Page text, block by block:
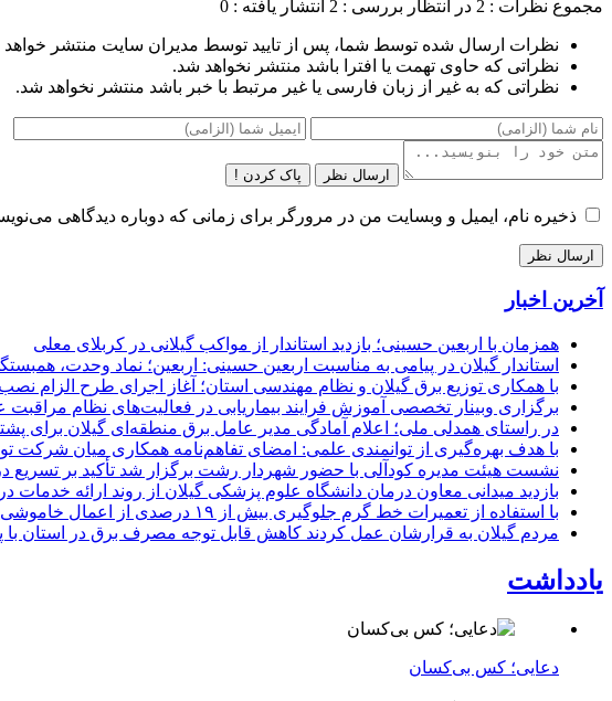
مجموع نظرات : 2 در انتظار بررسی : 2 انتشار یافته : 0
نظرات ارسال شده توسط شما، پس از تایید توسط مدیران سایت منتشر
نظراتی که حاوی تهمت یا افترا باشد منتشر نخواهد شد.
نظراتی که به غیر از زبان فارسی یا غیر مرتبط با خبر باشد منتشر نخواهد شد.
ارسال نظر پاک کردن !
ذخیره نام، ایمیل و وبسایت من در مرورگر برای زمانی که دوباره دیدگاهی
آخرین اخبار
همزمان با اربعین حسینی؛ بازدید استاندار از مواکب گیلانی در کربلای معلی
استاندار گیلان در پیامی به مناسبت اربعین حسینی: اربعین؛ نماد وحدت،
با همکاری توزیع برق گیلان و نظام مهندسی استان؛ آغاز اجرای طرح الزام
برگزاری وبینار تخصصی آموزش فرایند بیماریابی در فعالیت‌های نظام مراقبت
در راستای همدلی ملی؛ اعلام آمادگی مدیر عامل برق منطقه‌ای گیلان برای
با هدف بهره‌گیری از توانمندی علمی: امضای تفاهم‌نامه همكاری میان شركت
نشست هیئت مدیره کودآلی با حضور شهردار رشت برگزار شد تأکید بر تسریع در
بازدید میدانی معاون درمان دانشگاه علوم پزشکی گیلان از روند ارائه
با استفاده از تعمیرات خط گرم جلوگیری بیش از ۱۹ درصدی از اعمال خاموشی برای مشتركان
مردم گیلان به قرارشان عمل کردند كاهش قابل توجه مصرف برق در استان با پویش «۲۵درجه؛
یادداشت
دعایی؛ کس بی‌کسان